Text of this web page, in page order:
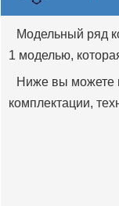
Модельный ряд
1 моделью,
Ниже вы можете
комплектации,